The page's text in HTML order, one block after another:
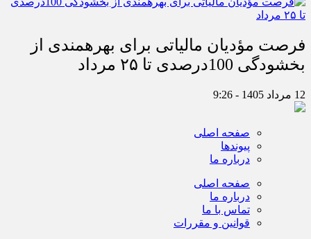
فرصت مؤدیان مالیاتی برای بهره‎مندی از
بخشودگی 100درصدی تا ۲۵ مرداد
12 مرداد 1405 - 9:26
صفحه اصلی
پیوندها
درباره ما
صفحه اصلی
درباره ما
تماس با ما
قوانین و مقررات